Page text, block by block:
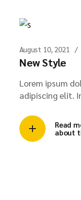
August 10, 2021
New Style
Lorem ipsum
adipiscing elit.
Read
about